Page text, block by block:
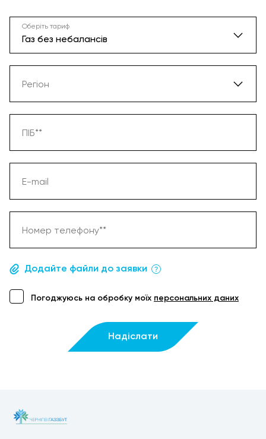
Оберіть тариф
Газ без небалансів
Газ без небалансів
Газ та Електроенергія
Регіон
Вінниця
Житомир
Київ
Кропивницький
Одеса
ПІБ**
E-mail
Номер телефону**
Додайте файли до заявки
Погоджуюсь на обробку моїх персональних даних
Надіслати